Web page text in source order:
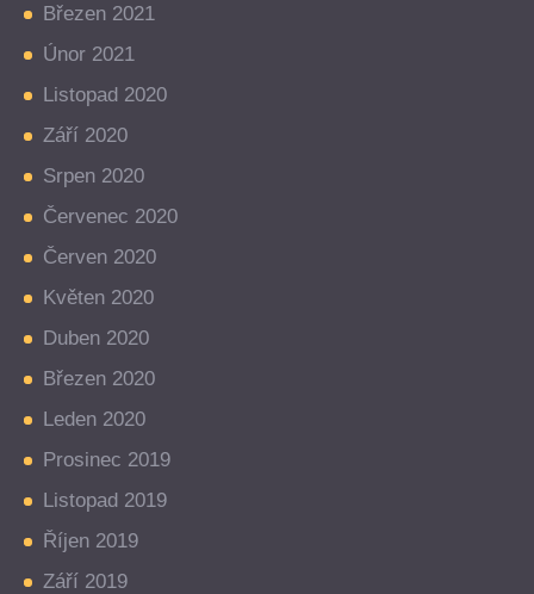
Březen 2021
Únor 2021
Listopad 2020
Září 2020
Srpen 2020
Červenec 2020
Červen 2020
Květen 2020
Duben 2020
Březen 2020
Leden 2020
Prosinec 2019
Listopad 2019
Říjen 2019
Září 2019